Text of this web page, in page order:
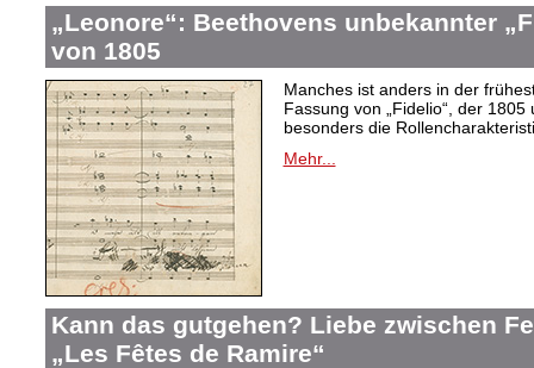
„Leonore“: Beethovens unbekannter
von 1805
Manches ist anders in der
Fassung von „Fidelio“, der 1805
besonders die
Mehr...
Kann das gutgehen? Liebe zwischen
„Les Fêtes de Ramire“